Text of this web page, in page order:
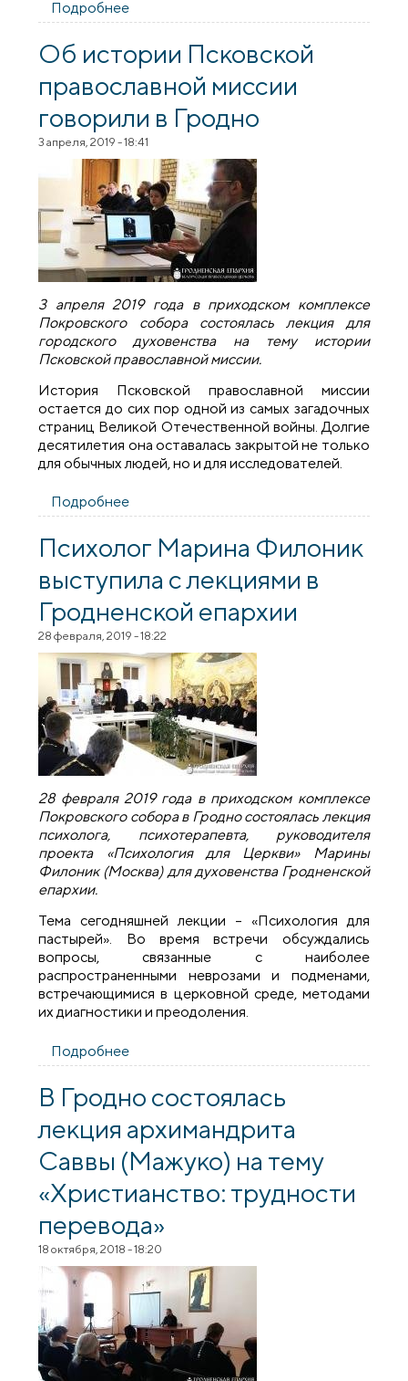
Подробнее
позиционирования Гродненской
епархии в Интернет-пространстве»
Об истории Псковской
православной миссии
говорили в Гродно
3 апреля, 2019 - 18:41
3 апреля 2019 года в приходском комплексе
Покровского собора состоялась лекция для
городского духовенства на тему истории
Псковской православной миссии.
История Псковской православной миссии
остается до сих пор одной из самых загадочных
страниц Великой Отечественной войны. Долгие
десятилетия она оставалась закрытой не только
для обычных людей, но и для исследователей.
Подробнее
миссии говорили в Гродно
Психолог Марина Филоник
выступила с лекциями в
Гродненской епархии
28 февраля, 2019 - 18:22
28 февраля 2019 года в приходском комплексе
Покровского собора в Гродно состоялась лекция
психолога, психотерапевта, руководителя
проекта «Психология для Церкви» Марины
Филоник (Москва) для духовенства Гродненской
епархии.
Тема сегодняшней лекции – «Психология для
пастырей». Во время встречи обсуждались
вопросы, связанные с наиболее
распространенными неврозами и подменами,
встречающимися в церковной среде, методами
их диагностики и преодоления.
Подробнее
лекциями в Гродненской епархии
В Гродно состоялась
лекция архимандрита
Саввы (Мажуко) на тему
«Христианство: трудности
перевода»
18 октября, 2018 - 18:20